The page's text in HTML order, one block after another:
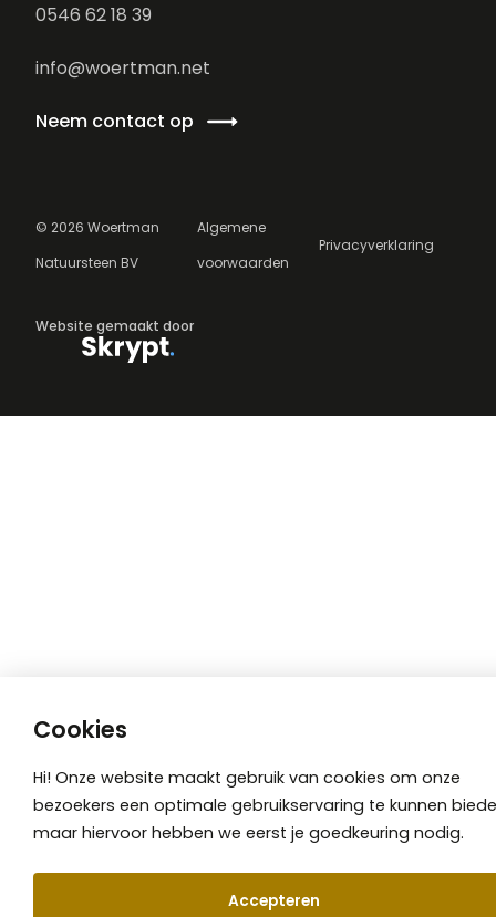
0546 62 18 39
info@woertman.net
Neem contact op
© 2026 Woertman
Natuursteen BV
Algemene
voorwaarden
Privacyverklaring
Website gemaakt door
Cookies
Hi! Onze website maakt gebruik van cookies om onze
bezoekers een optimale gebruikservaring te kunnen
maar hiervoor hebben we eerst je goedkeuring nodig.
Accepteren